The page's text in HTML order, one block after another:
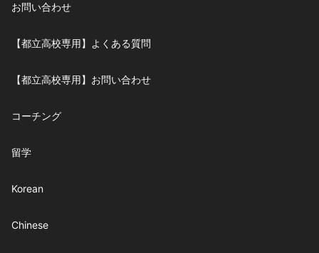
お問い合わせ
【都立高校専用】よくある質問
【都立高校専用】お問い合わせ
コーチング
留学
Korean
Chinese